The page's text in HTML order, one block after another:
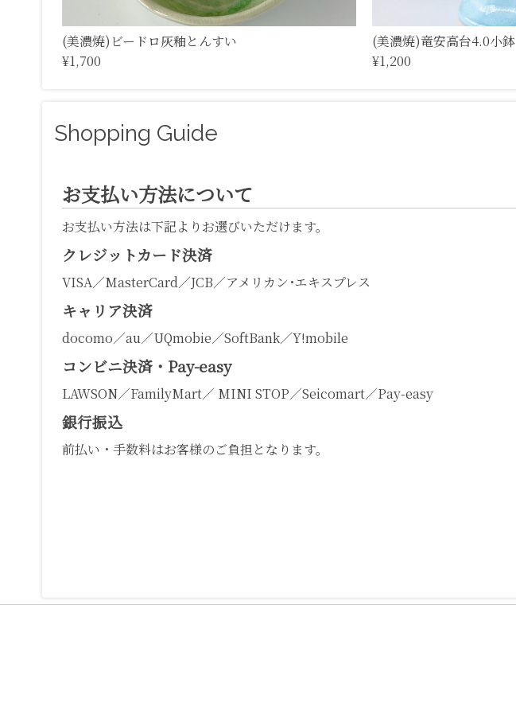
(美濃焼)ビードロ灰釉とんすい
¥1,700
(美濃焼)竜安高台4.0小鉢
¥1,200
Shopping Guide
お支払い方法について
お支払い方法は下記よりお選びいただけます。
クレジットカード決済
VISA／MasterCard／JCB／アメリカン･エキスプレス
キャリア決済
docomo／au／UQmobie／SoftBank／Y!mobile
コンビニ決済・Pay-easy
LAWSON／FamilyMart／ MINI STOP／Seicomart／Pay-easy
銀行振込
前払い・手数料はお客様のご負担となります。